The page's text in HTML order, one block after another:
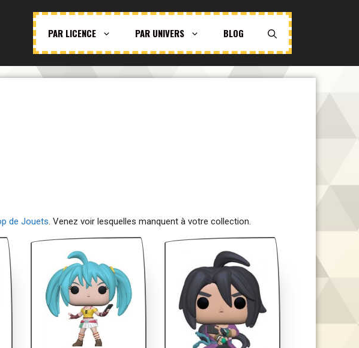
PAR LICENCE PAR UNIVERS BLOG
de Jouets. Venez voir lesquelles manquent à votre collection.